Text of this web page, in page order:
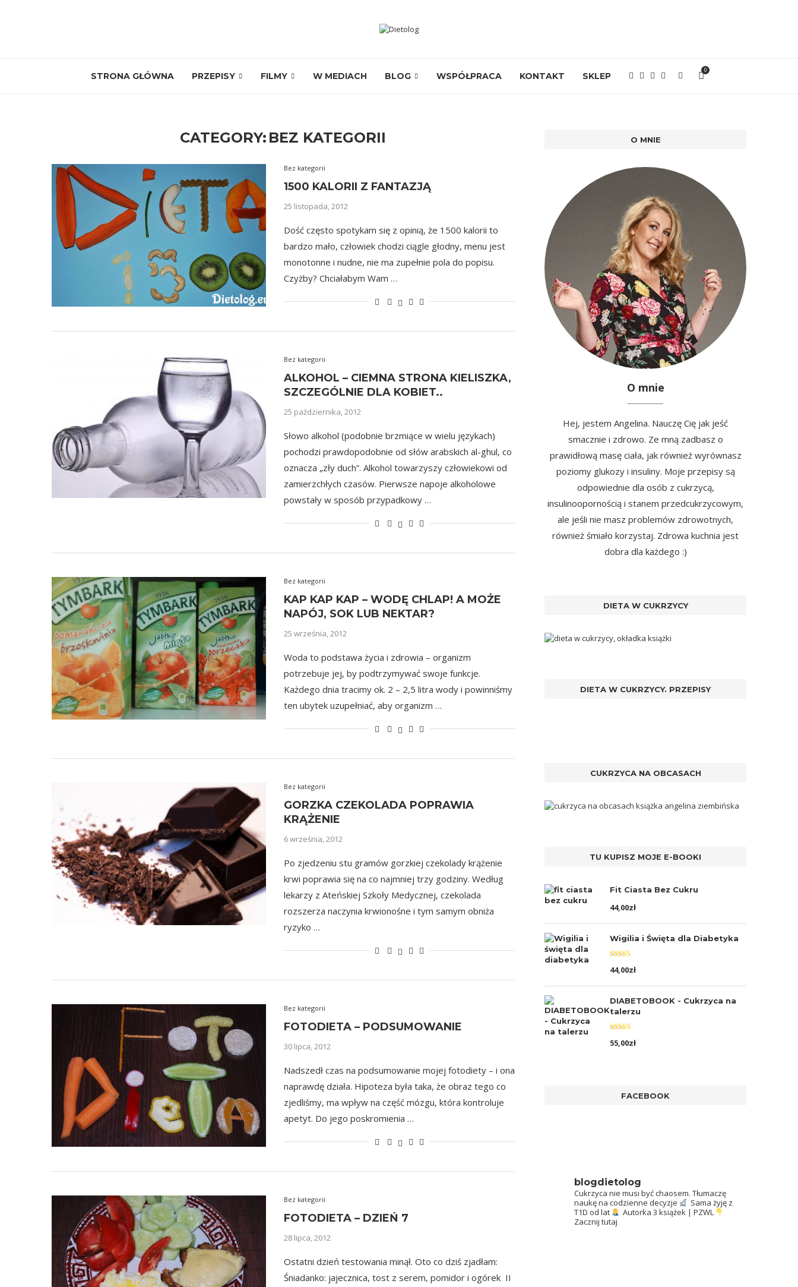
STRONA GŁÓWNA PRZEPISY FILMY W MEDIACH BLOG WSPÓŁPRACA KONTAKT SKLEP
0
CATEGORY: BEZ KATEGORII
Bez kategorii
1500 KALORII Z FANTAZJĄ
25 listopada, 2012
Dość często spotykam się z opinią, że 1500 kalorii to
bardzo mało, człowiek chodzi ciągle głodny, menu jest
monotonne i nudne, nie ma zupełnie pola do popisu.
Czyżby? Chciałabym Wam …
Bez kategorii
ALKOHOL – CIEMNA STRONA KIELISZKA,
SZCZEGÓLNIE DLA KOBIET..
25 października, 2012
Słowo alkohol (podobnie brzmiące w wielu językach)
pochodzi prawdopodobnie od słów arabskich al-ghul, co
oznacza „zły duch”. Alkohol towarzyszy człowiekowi od
zamierzchłych czasów. Pierwsze napoje alkoholowe
powstały w sposób przypadkowy …
Bez kategorii
KAP KAP KAP – WODĘ CHLAP! A MOŻE
NAPÓJ, SOK LUB NEKTAR?
25 września, 2012
Woda to podstawa życia i zdrowia – organizm
potrzebuje jej, by podtrzymywać swoje funkcje.
Każdego dnia tracimy ok. 2 – 2,5 litra wody i powinniśmy
ten ubytek uzupełniać, aby organizm …
Bez kategorii
GORZKA CZEKOLADA POPRAWIA
KRĄŻENIE
6 września, 2012
Po zjedzeniu stu gramów gorzkiej czekolady krążenie
krwi poprawia się na co najmniej trzy godziny. Według
lekarzy z Ateńskiej Szkoły Medycznej, czekolada
rozszerza naczynia krwionośne i tym samym obniża
ryzyko …
Bez kategorii
FOTODIETA – PODSUMOWANIE
30 lipca, 2012
Nadszedł czas na podsumowanie mojej fotodiety – i ona
naprawdę działa. Hipoteza była taka, że obraz tego co
zjedliśmy, ma wpływ na część mózgu, która kontroluje
apetyt. Do jego poskromienia …
Bez kategorii
FOTODIETA – DZIEŃ 7
28 lipca, 2012
Ostatni dzień testowania minął. Oto co dziś zjadłam:
Śniadanko: jajecznica, tost z serem, pomidor i ogórek II
O MNIE
O mnie
Hej, jestem Angelina. Nauczę Cię jak jeść
smacznie i zdrowo. Ze mną zadbasz o
prawidłową masę ciała, jak również wyrównasz
poziomy glukozy i insuliny. Moje przepisy są
odpowiednie dla osób z cukrzycą,
insulinoopornością i stanem przedcukrzycowym,
ale jeśli nie masz problemów zdrowotnych,
również śmiało korzystaj. Zdrowa kuchnia jest
dobra dla każdego :)
DIETA W CUKRZYCY
DIETA W CUKRZYCY. PRZEPISY
CUKRZYCA NA OBCASACH
TU KUPISZ MOJE E-BOOKI
Fit Ciasta Bez Cukru
44,00zł
Wigilia i Święta dla Diabetyka
Oceniono
5.00na 5
44,00zł
DIABETOBOOK - Cukrzyca na
talerzu
Oceniono
5.00na 5
55,00zł
FACEBOOK
blogdietolog
Cukrzyca nie musi być chaosem. Tłumaczę
naukę na codzienne decyzje
Sama żyję z
T1D od lat
Autorka 3 książek | PZWL
Zacznij tutaj